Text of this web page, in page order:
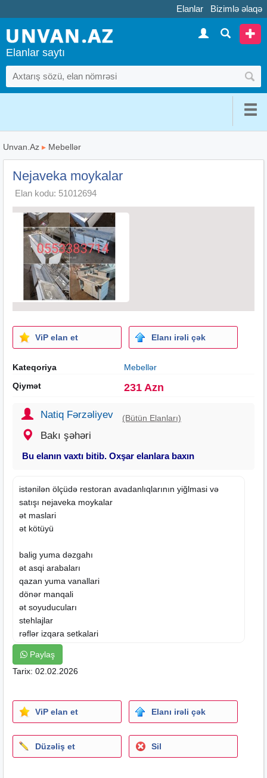
Elanlar Bizimlə əlaqə
Elanlar saytı
Unvan.Az ▸ Mebellər
Nejaveka moykalar
Elan kodu: 51012694
ViP elan et Elanı irəli çək
Kateqoriya
Mebellər
Qiymət
231 Azn
Natiq Fərzəliyev (Bütün Elanları)
Bakı şəhəri
Bu elanın vaxtı bitib. Oxşar elanlara baxın
istənilən ölçüdə restoran avadanlıqlarının yiğlmasi və
satışı nejaveka moykalar
ət maslari
ət kötüyü
balig yuma dəzgahı
ət asqi arabaları
qazan yuma vanallari
dönər manqali
ət soyuducuları
stehlajlar
rəflər izqara setkalari
zontiklər daşıma arabası paslanmaz moyklar
balig yuma.dəzgahi
tərəvəz yuma vanasi
ət masaları
soyuducu dolablar
vitrinlər
seviz arabaları
boş toplama arabası
Paylaş
Tarix: 02.02.2026
ViP elan et Elanı irəli çək
Düzəliş et Sil